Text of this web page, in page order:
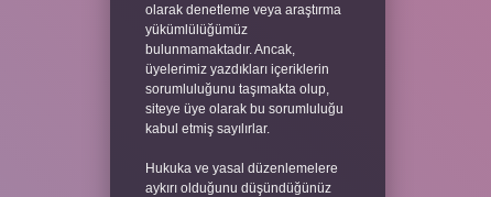
olarak denetleme veya araştırma
yükümlülüğümüz
bulunmamaktadır. Ancak,
üyelerimiz yazdıkları içeriklerin
sorumluluğunu taşımakta olup,
siteye üye olarak bu sorumluluğu
kabul etmiş sayılırlar.
Hukuka ve yasal düzenlemelere
aykırı olduğunu düşündüğünüz